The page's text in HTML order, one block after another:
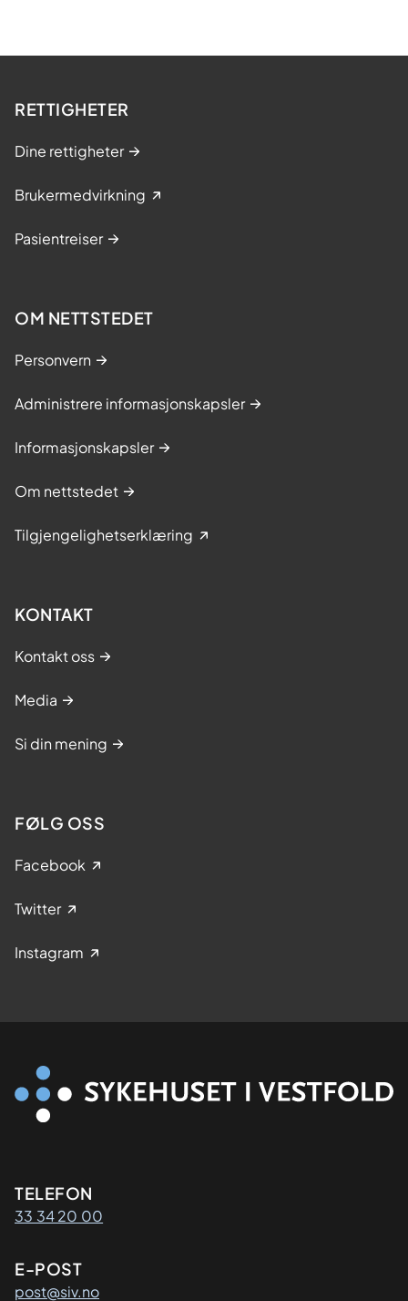
RETTIGHETER
Dine rettigheter
Brukermedvirkning
Pasientreiser
OM NETTSTEDET
Personvern
Administrere informasjonskapsler
Informasjonskapsler
Om nettstedet
Tilgjengelighetserklæring
KONTAKT
Kontakt oss
Media
Si din mening
FØLG OSS
Facebook
Twitter
Instagram
Kontaktinformasjon
TELEFON
33 34 20 00
E-POST
post@siv.no